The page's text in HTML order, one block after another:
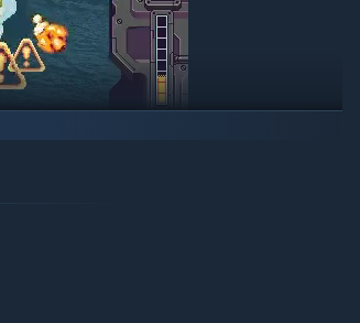
컬 대전 및 온라인 대전으로 치열한 전투를 펼